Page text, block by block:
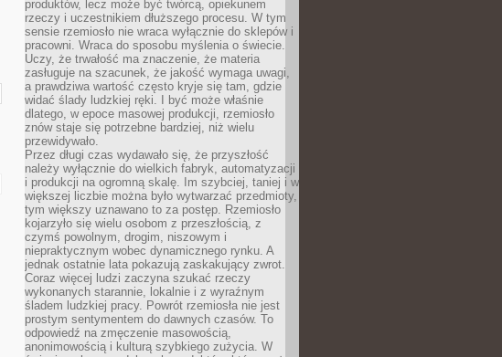
produktów, lecz może być twórcą, opiekunem
rzeczy i uczestnikiem dłuższego procesu. W tym
sensie rzemiosło nie wraca wyłącznie do sklepów i
pracowni. Wraca do sposobu myślenia o świecie.
Uczy, że trwałość ma znaczenie, że materia
zasługuje na szacunek, że jakość wymaga uwagi,
a prawdziwa wartość często kryje się tam, gdzie
widać ślady ludzkiej ręki. I być może właśnie
dlatego, w epoce masowej produkcji, rzemiosło
znów staje się potrzebne bardziej, niż wielu
przewidywało.
Przez długi czas wydawało się, że przyszłość
należy wyłącznie do wielkich fabryk, automatyzacji
i produkcji na ogromną skalę. Im szybciej, taniej i w
większej liczbie można było wytwarzać przedmioty,
tym większy uznawano to za postęp. Rzemiosło
kojarzyło się wielu osobom z przeszłością, z
czymś powolnym, drogim, niszowym i
niepraktycznym wobec dynamicznego rynku. A
jednak ostatnie lata pokazują zaskakujący zwrot.
Coraz więcej ludzi zaczyna szukać rzeczy
wykonanych starannie, lokalnie i z wyraźnym
śladem ludzkiej pracy. Powrót rzemiosła nie jest
prostym sentymentem do dawnych czasów. To
odpowiedź na zmęczenie masowością,
anonimowością i kulturą szybkiego zużycia. W